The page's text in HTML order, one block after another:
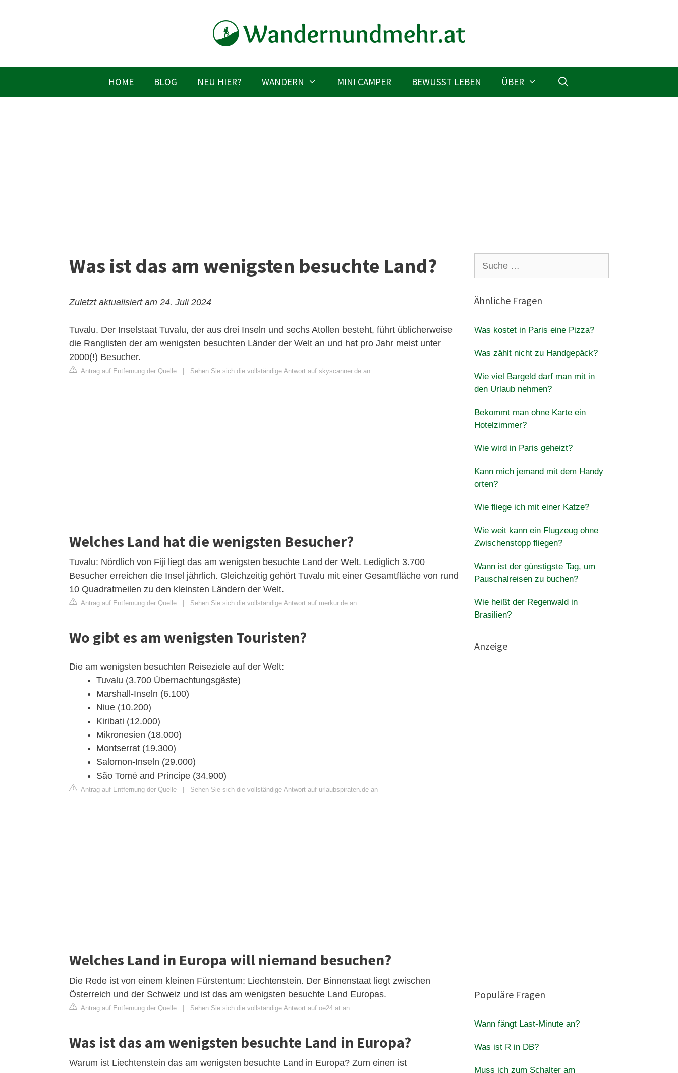
HOME BLOG NEU HIER? WANDERN MINI CAMPER BEWUSST LEBEN ÜBER
Was ist das am wenigsten besuchte Land?
Zuletzt aktualisiert am 24. Juli 2024
Tuvalu. Der Inselstaat Tuvalu, der aus drei Inseln und sechs Atollen besteht, führt üblicherweise
die Ranglisten der am wenigsten besuchten Länder der Welt an und hat pro Jahr meist unter
2000(!) Besucher.
Antrag auf Entfernung der Quelle Sehen Sie sich die vollständige Antwort auf skyscanner.de an
Welches Land hat die wenigsten Besucher?
Tuvalu: Nördlich von Fiji liegt das am wenigsten besuchte Land der Welt. Lediglich 3.700
Besucher erreichen die Insel jährlich. Gleichzeitig gehört Tuvalu mit einer Gesamtfläche von rund
10 Quadratmeilen zu den kleinsten Ländern der Welt.
Antrag auf Entfernung der Quelle Sehen Sie sich die vollständige Antwort auf merkur.de an
Wo gibt es am wenigsten Touristen?
Die am wenigsten besuchten Reiseziele auf der Welt:
Tuvalu (3.700 Übernachtungsgäste)
Marshall-Inseln (6.100)
Niue (10.200)
Kiribati (12.000)
Mikronesien (18.000)
Montserrat (19.300)
Salomon-Inseln (29.000)
São Tomé and Principe (34.900)
Antrag auf Entfernung der Quelle Sehen Sie sich die vollständige Antwort auf urlaubspiraten.de an
Welches Land in Europa will niemand besuchen?
Die Rede ist von einem kleinen Fürstentum: Liechtenstein. Der Binnenstaat liegt zwischen
Österreich und der Schweiz und ist das am wenigsten besuchte Land Europas.
Antrag auf Entfernung der Quelle Sehen Sie sich die vollständige Antwort auf oe24.at an
Was ist das am wenigsten besuchte Land in Europa?
Warum ist Liechtenstein das am wenigsten besuchte Land in Europa? Zum einen ist
nach:
Ähnliche Fragen
Was kostet in Paris eine Pizza?
Was zählt nicht zu Handgepäck?
Wie viel Bargeld darf man mit in
den Urlaub nehmen?
Bekommt man ohne Karte ein
Hotelzimmer?
Wie wird in Paris geheizt?
Kann mich jemand mit dem Handy
orten?
Wie fliege ich mit einer Katze?
Wie weit kann ein Flugzeug ohne
Zwischenstopp fliegen?
Wann ist der günstigste Tag, um
Pauschalreisen zu buchen?
Wie heißt der Regenwald in
Brasilien?
Anzeige
Populäre Fragen
Wann fängt Last-Minute an?
Was ist R in DB?
Muss ich zum Schalter am